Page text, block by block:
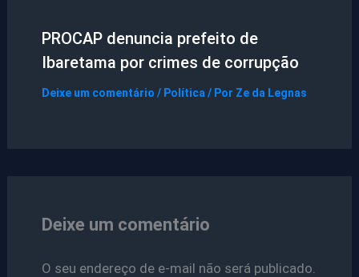
PROCAP denuncia prefeito de
Ibaretama por crimes de corrupção
Deixe um comentário / Política / Por Ze da Legnas
Deixe um comentário
O seu endereço de e-mail não será publicado.